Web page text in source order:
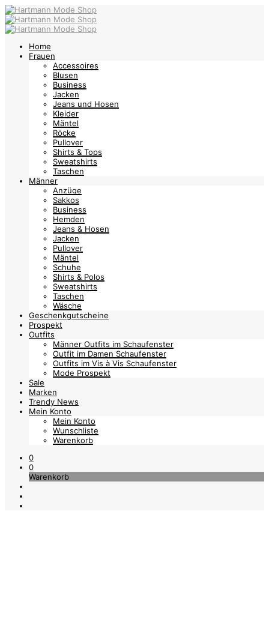
Home
Frauen
Accessoires
Blusen
Business
Jacken
Jeans und Hosen
Kleider
Mäntel
Röcke
Pullover
Shirts & Tops
Sweatshirts
Taschen
Männer
Anzüge
Sakkos
Business
Hemden
Jeans & Hosen
Jacken
Pullover
Mäntel
Schuhe
Shirts & Polos
Sweatshirts
Taschen
Wäsche
Geschenkgutscheine
Prospekt
Outfits
Männer Outfits im Schaufenster
Outfit im Damen Schaufenster
Outfits im Vis à Vis Schaufenster
Mode Prospekt
Sale
Marken
Trendy News
Mein Konto
Mein Konto
Wunschliste
Warenkorb
0
0
Warenkorb